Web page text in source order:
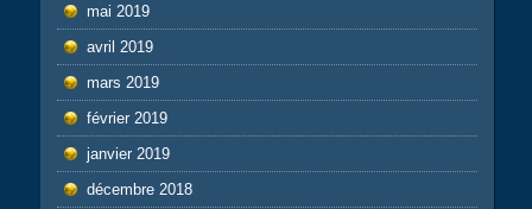
mai 2019
avril 2019
mars 2019
février 2019
janvier 2019
décembre 2018